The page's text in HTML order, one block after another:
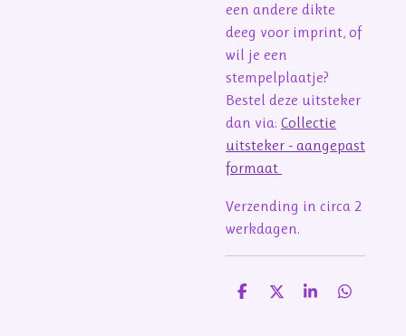
een andere dikte
deeg voor imprint, of
wil je een
stempelplaatje?
Bestel deze uitsteker
dan via: Collectie
uitsteker - aangepast
formaat
Verzending in circa 2
werkdagen.
D
D
S
D